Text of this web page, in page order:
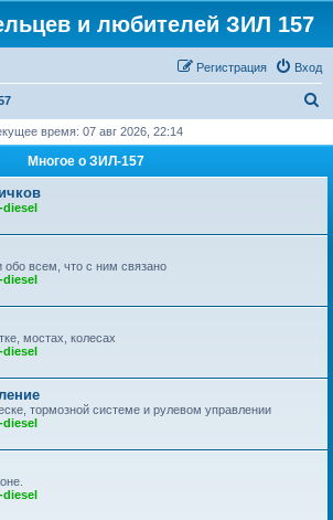
и любителей ЗИЛ 157
Вход
Регистрация
с
время: 07 авг 2026, 22:14
Многое о ЗИЛ-157
diesel
обо всем, что с ним связано
diesel
мостах, колесах
diesel
тормозной системе и рулевом управлении
diesel
diesel